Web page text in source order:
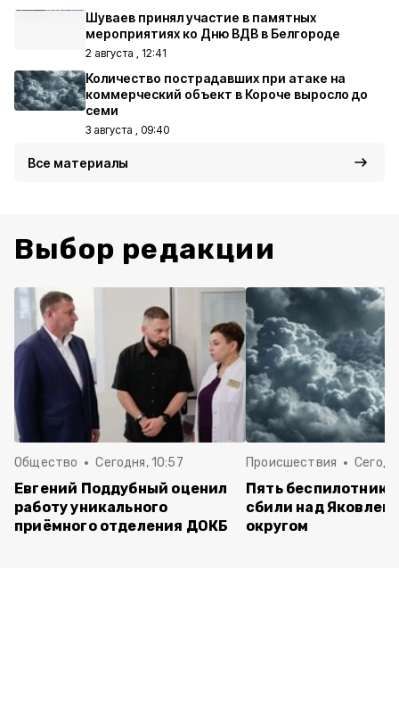
Шуваев принял участие в памятных
мероприятиях ко Дню ВДВ в Белгороде
2 августа , 12:41
Количество пострадавших при атаке на
коммерческий объект в Короче выросло до
семи
3 августа , 09:40
Все материалы
Выбор редакции
Общество Сегодня, 10:57
Евгений Поддубный оценил
работу уникального
приёмного отделения ДОКБ
Происшествия
Пять
сбили над
округом